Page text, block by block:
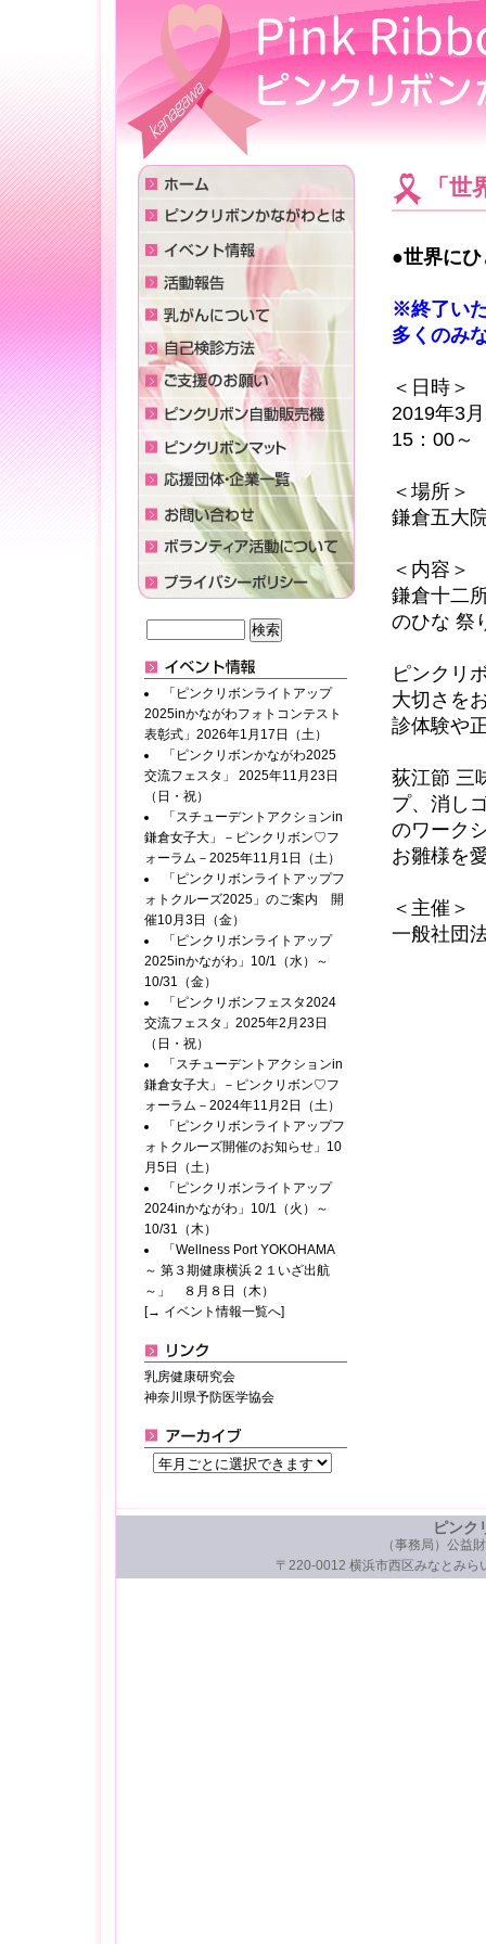
「
●世界に
※終了い
多くのみ
＜日時＞
2019年3
15：00～
＜場所＞
鎌倉五大
＜内容＞
鎌倉十二
のひな 祭
ピンクリ
大切さを
診体験や
荻江節 三
プ、消し
のワーク
お雛様を
＜主催＞
一般社団
「ピンクリボンライトアップ
2025inかながわフォトコンテスト
表彰式」2026年1月17日（土）
「ピンクリボンかながわ2025
交流フェスタ」 2025年11月23日
（日・祝）
「スチューデントアクションin
鎌倉女子大」－ピンクリボン♡フ
ォーラム－2025年11月1日（土）
「ピンクリボンライトアップフ
ォトクルーズ2025」のご案内 開
催10月3日（金）
「ピンクリボンライトアップ
2025inかながわ」10/1（水）～
10/31（金）
「ピンクリボンフェスタ2024
交流フェスタ」2025年2月23日
（日・祝）
「スチューデントアクションin
鎌倉女子大」－ピンクリボン♡フ
ォーラム－2024年11月2日（土）
「ピンクリボンライトアップフ
ォトクルーズ開催のお知らせ」10
月5日（土）
「ピンクリボンライトアップ
2024inかながわ」10/1（火）～
10/31（木）
「Wellness Port YOKOHAMA
～ 第３期健康横浜２１いざ出航
～」 ８月８日（木）
[→ イベント情報一覧へ]
乳房健康研究会
神奈川県予防医学協会
ピンク
（事務局）公益
〒220-0012 横浜市西区みなとみ